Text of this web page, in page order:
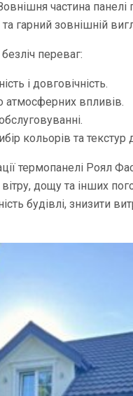
частина
та гарний зовнішній
переваг:
і довговічність.
атмосферних впливів.
кольорів та текстур
термопанелі Роял
дощу та інших
будівлі, знизити